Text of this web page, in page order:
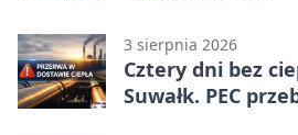
3 sierpnia 2026
Cztery dni bez
Suwałk. PEC